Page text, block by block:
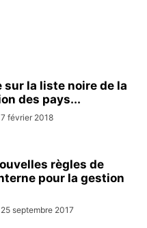
sur la liste noire de la
des pays...
7 février 2018
règles de
pour la gestion
25 septembre 2017